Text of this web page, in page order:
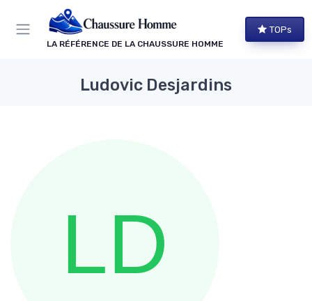
LA RÉFÉRENCE DE LA CHAUSSURE HOMME
TOPs
Ludovic Desjardins
Panneau de gestion des cookies